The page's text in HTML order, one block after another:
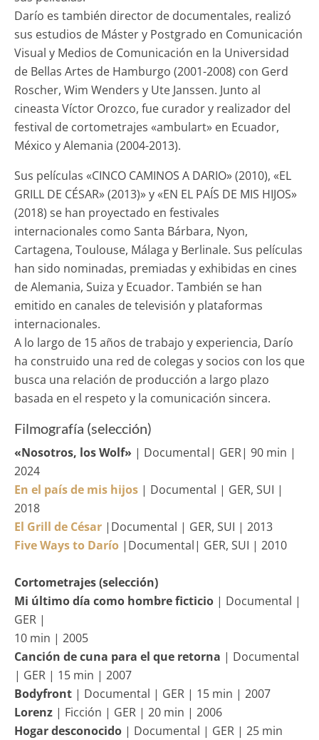
Darío es también director de documentales, realizó
sus estudios de Máster y Postgrado en Comunicación
Visual y Medios de Comunicación en la Universidad
de Bellas Artes de Hamburgo (2001-2008) con Gerd
Roscher, Wim Wenders y Ute Janssen. Junto al
cineasta Víctor Orozco, fue curador y realizador del
festival de cortometrajes «ambulart» en Ecuador,
México y Alemania (2004-2013).
Sus películas «CINCO CAMINOS A DARIO» (2010), «EL
GRILL DE CÉSAR» (2013)» y «EN EL PAÍS DE MIS HIJOS»
(2018) se han proyectado en festivales
internacionales como Santa Bárbara, Nyon,
Cartagena, Toulouse, Málaga y Berlinale. Sus películas
han sido nominadas, premiadas y exhibidas en cines
de Alemania, Suiza y Ecuador. También se han
emitido en canales de televisión y plataformas
internacionales.
A lo largo de 15 años de trabajo y experiencia, Darío
ha construido una red de colegas y socios con los que
busca una relación de producción a largo plazo
basada en el respeto y la comunicación sincera.
Filmografía (selección)
«Nosotros, los Wolf» | Documental| GER| 90 min |
2024
En el país de mis hijos | Documental | GER, SUI |
2018
El Grill de César |Documental | GER, SUI | 2013
Five Ways to Darío |Documental| GER, SUI | 2010
Cortometrajes(selección)
Mi último día como hombre ficticio | Documental |
GER |
10 min | 2005
Canción de cuna para el que retorna | Documental
| GER | 15 min | 2007
Bodyfront | Documental | GER | 15 min | 2007
Lorenz | Ficción | GER | 20 min | 2006
Hogar desconocido | Documental | GER | 25 min